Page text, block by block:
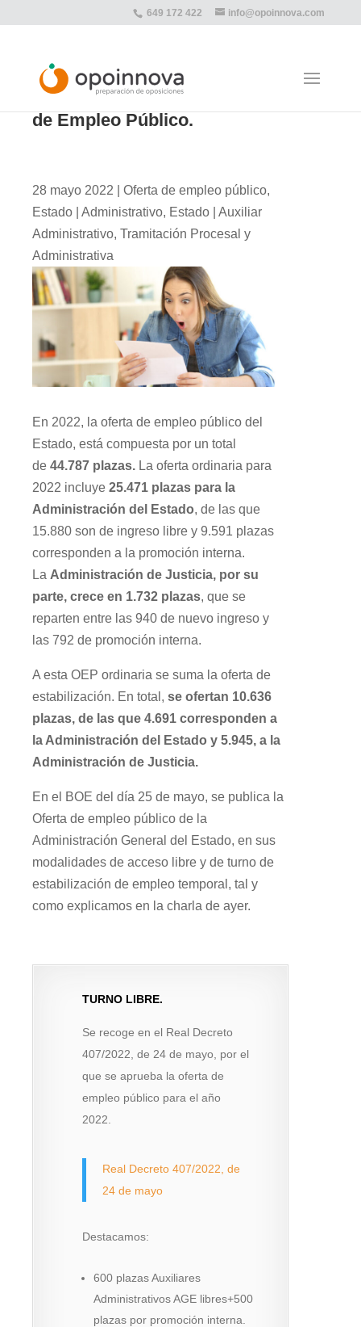
649 172 422 info@opoinnova.com
44.787 plazas. Histórica Oferta
de Empleo Público.
28 mayo 2022 Oferta de empleo público,
Estado | Administrativo, Estado | Auxiliar
Administrativo, Tramitación Procesal y
Administrativa
En 2022, la oferta de empleo público del
Estado, está compuesta por un total
de44.787 plazas. La oferta ordinaria para
2022 incluye 25.471 plazas para la
Administración del Estado, de las que
15.880 son de ingreso libre y 9.591 plazas
corresponden a la promoción interna.
La Administración de Justicia, por su
parte, crece en 1.732 plazas, que se
reparten entre las 940 de nuevo ingreso y
las 792 de promoción interna.
A esta OEP ordinaria se suma la oferta de
estabilización. En total, se ofertan 10.636
plazas, de las que 4.691 corresponden a
la Administración del Estado y 5.945, a la
Administración de Justicia.
En el BOE del día 25 de mayo, se publica la
Oferta de empleo público de la
Administración General del Estado, en sus
modalidades de acceso libre y de turno de
estabilización de empleo temporal, tal y
como explicamos en la charla de ayer.
TURNO LIBRE.
Se recoge en el Real Decreto
407/2022, de 24 de mayo, por el
que se aprueba la oferta de
empleo público para el año
2022.
Real Decreto 407/2022, de
24 de mayo
Destacamos:
600 plazas Auxiliares
Administrativos AGE libres+500
plazas por promoción interna.